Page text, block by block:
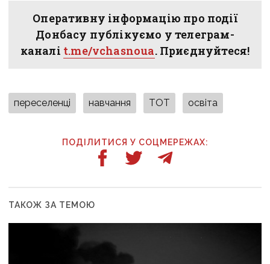
Оперативну інформацію про події
Донбасу публікуємо у телеграм-
каналі t.me/vchasnoua. Приєднуйтеся!
переселенці навчання ТОТ освіта
ПОДІЛИТИСЯ У СОЦМЕРЕЖАХ:
ТАКОЖ ЗА ТЕМОЮ